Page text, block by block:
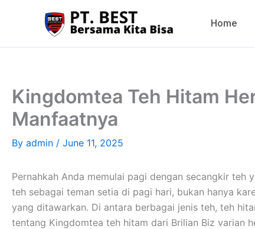
Home
Kingdomtea Teh Hitam
Manfaatnya
By admin / June 11, 2025
Pernahkah Anda memulai pagi dengan secangkir teh
teh sebagai teman setia di pagi hari, bukan hanya
yang ditawarkan. Di antara berbagai jenis teh, teh
tentang Kingdomtea teh hitam dari Brilian Biz varian